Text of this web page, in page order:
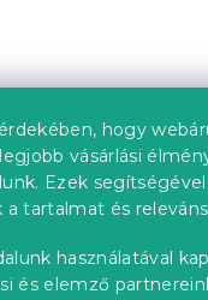
hogy
vásárlási
Ezek
a tartalmat és
használatával
és elemző